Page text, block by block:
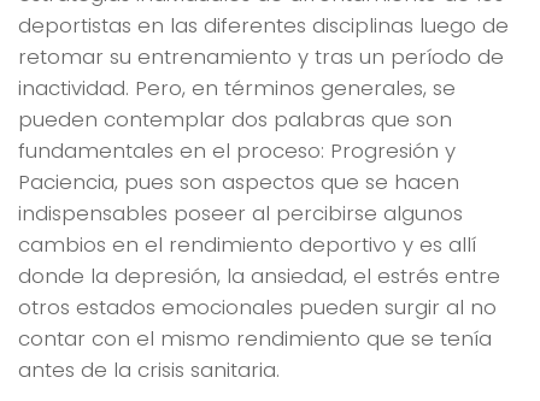
deportistas en las diferentes disciplinas luego de
retomar su entrenamiento y tras un período de
inactividad. Pero, en términos generales, se
pueden contemplar dos palabras que son
fundamentales en el proceso: Progresión y
Paciencia, pues son aspectos que se hacen
indispensables poseer al percibirse algunos
cambios en el rendimiento deportivo y es allí
donde la depresión, la ansiedad, el estrés entre
otros estados emocionales pueden surgir al no
contar con el mismo rendimiento que se tenía
antes de la crisis sanitaria.